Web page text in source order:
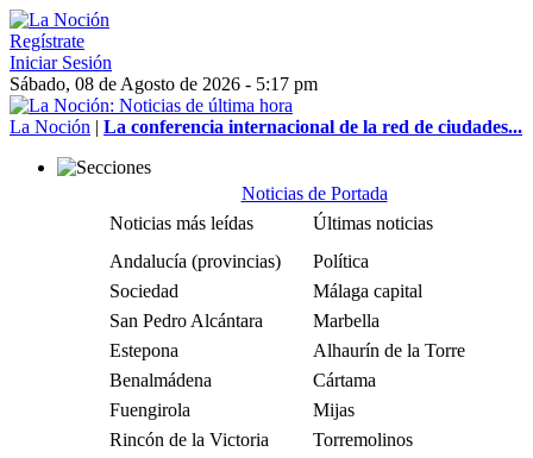
Regístrate
Iniciar Sesión
Sábado, 08 de Agosto de 2026 - 5:17 pm
La Noción | La conferencia internacional de la red de ciudades...
Noticias de Portada
Noticias más leídas
Últimas noticias
Andalucía (provincias)
Política
Sociedad
Málaga capital
San Pedro Alcántara
Marbella
Estepona
Alhaurín de la Torre
Benalmádena
Cártama
Fuengirola
Mijas
Rincón de la Victoria
Torremolinos